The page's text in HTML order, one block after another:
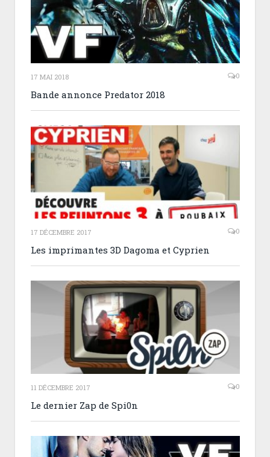
17 MAI 2018 0
Bande annonce Predator 2018
17 DÉCEMBRE 2017 0
Les imprimantes 3D Dagoma et Cyprien
11 DÉCEMBRE 2017 0
Le dernier Zap de Spi0n